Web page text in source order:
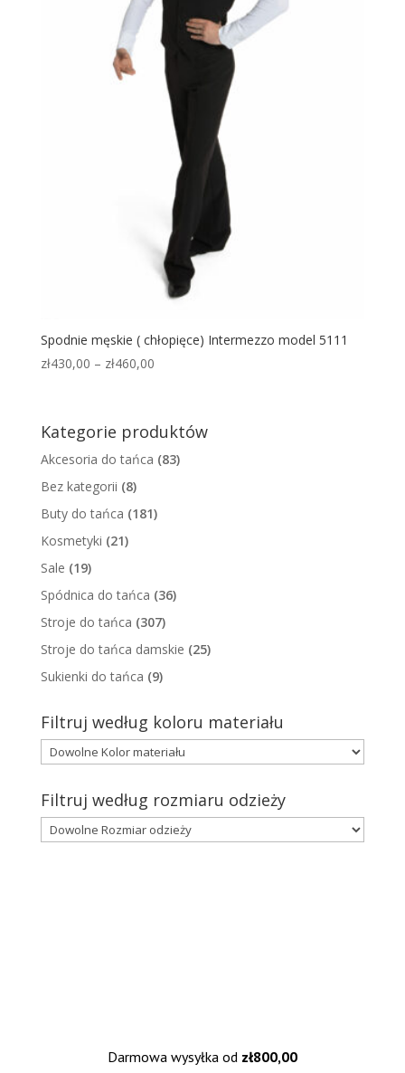
Spodnie męskie ( chłopięce) Intermezzo model 5111
zł430,00 – zł460,00Zakres
zł430,00
zł460,00
Kategorie produktów
Akcesoria do tańca (83)
Bez kategorii (8)
Buty do tańca (181)
Kosmetyki (21)
Sale (19)
Spódnica do tańca (36)
Stroje do tańca (307)
Stroje do tańca damskie (25)
Sukienki do tańca (9)
Filtruj według koloru materiału
Filtruj według rozmiaru odzieży
Darmowa wysyłka od zł800,00